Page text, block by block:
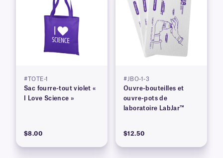
#TOTE-1
Sac fourre-tout violet «
I Love Science »
$8.00
#JBO-1-3
Ouvre-bouteilles et
ouvre-pots de
laboratoire LabJar™
$12.50